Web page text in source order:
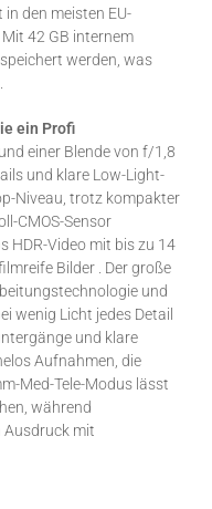
den meisten EU-
42 GB internem
werden, was
ein Profi
einer Blende von f/1,8
und klare Low-Light-
Niveau, trotz kompakter
CMOS-Sensor
Video mit bis zu 14
Bilder . Der große
und
wenig Licht jedes Detail
und klare
Aufnahmen, die
Med-Tele-Modus lässt
während
mit